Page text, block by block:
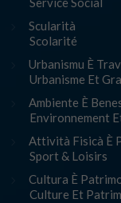
Scularità
Scolarité
Urbanismu È
Urbanisme Et
Ambiente È
Environnement
Attività Fisicà È
Sport & Loisirs
Cultura È
Culture Et